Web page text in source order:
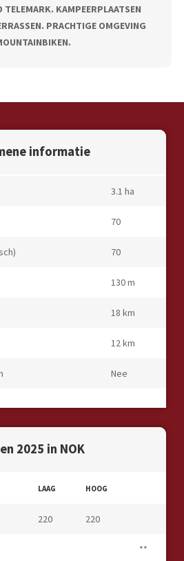
TELEMARK. KAMPEERPLAATSEN
PRACHTIGE OMGEVING
informatie
3.1 ha
70
70
130 m
18 km
12 km
Nee
2025 in NOK
LAAG HOOG
220 220
**